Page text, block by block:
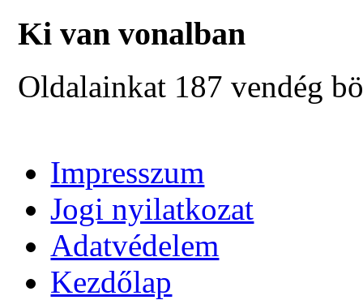
Ki van vonalban
Oldalainkat 187 vendég
Impresszum
Jogi nyilatkozat
Adatvédelem
Kezdőlap